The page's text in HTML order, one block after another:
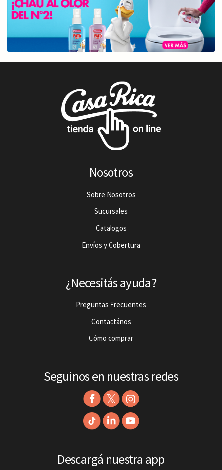
Nosotros
Sobre Nosotros
Sucursales
Catalogos
Envíos y Cobertura
¿Necesitás ayuda?
Preguntas Frecuentes
Contactános
Cómo comprar
Seguinos en nuestras redes
Descargá nuestra app